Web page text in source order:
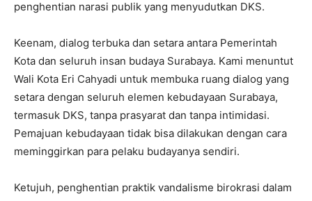
penghentian narasi publik yang menyudutkan DKS.
Keenam, dialog terbuka dan setara antara Pemerintah
Kota dan seluruh insan budaya Surabaya. Kami menuntut
Wali Kota Eri Cahyadi untuk membuka ruang dialog yang
setara dengan seluruh elemen kebudayaan Surabaya,
termasuk DKS, tanpa prasyarat dan tanpa intimidasi.
Pemajuan kebudayaan tidak bisa dilakukan dengan cara
meminggirkan para pelaku budayanya sendiri.
Ketujuh, penghentian praktik vandalisme birokrasi dalam